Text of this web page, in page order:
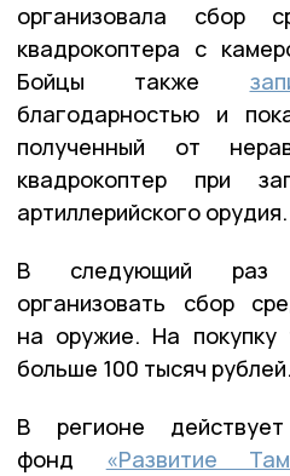
организовала сбор
квадрокоптера с
Бойцы также
благодарностью и
полученный от
квадрокоптер при
артиллерийского орудия.
В следующий раз
организовать сбор
на оружие. На покупку
больше 100 тысяч рублей.
В регионе действует
фонд «Развитие